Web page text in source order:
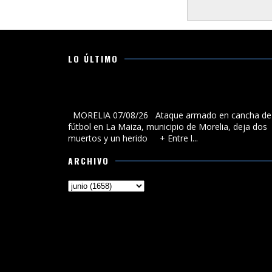
LO ÚLTIMO
MORELIA 07/08/26 Ataque armado en cancha de
fútbol en La Maiza, municipio de Morelia, deja dos
muertos y un herido + Entre l...
ARCHIVO